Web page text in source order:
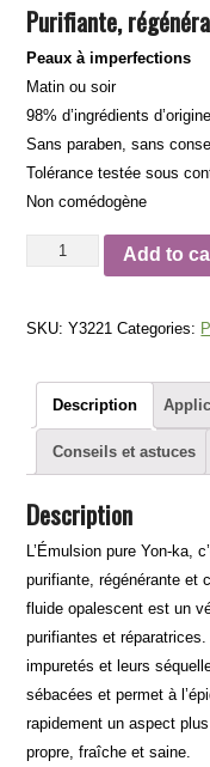
Purifiante,
Peaux à imperfections
Matin ou soir
98% d’ingrédients
Sans paraben, sans
Tolérance testée sous
Non comédogène
Émulsion
ka
Add to
SKU:Y3221 Categories:
Description
Conseils et astuces
Description
L’Émulsion pure Yon-ka,
purifiante, régénérante et
fluide opalescent est un
purifiantes et
impuretés et leurs
sébacées et permet à
rapidement un aspect
propre, fraîche et saine.